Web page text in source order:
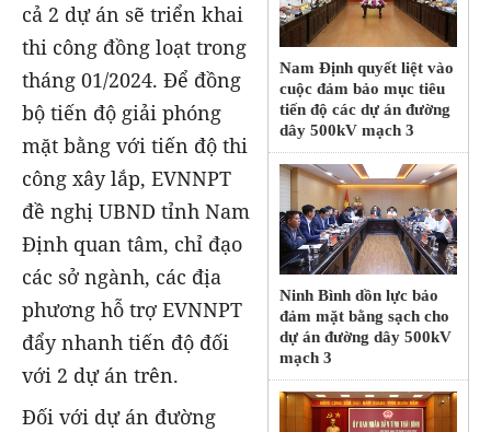
Nam Định quyết liệt vào
cuộc đảm bảo mục tiêu
tiến độ các dự án đường
dây 500kV mạch 3
Ninh Bình dồn lực bảo
đảm mặt bằng sạch cho
dự án đường dây 500kV
mạch 3
cả 2 dự án sẽ triển khai
thi công đồng loạt trong
tháng 01/2024. Để đồng
bộ tiến độ giải phóng
mặt bằng với tiến độ thi
công xây lắp, EVNNPT
đề nghị UBND tỉnh Nam
Định quan tâm, chỉ đạo
các sở ngành, các địa
phương hỗ trợ EVNNPT
đẩy nhanh tiến độ đối
với 2 dự án trên.
Đối với dự án đường